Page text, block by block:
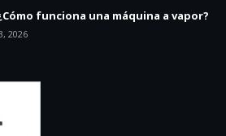
funciona una máquina a vapor?
2026